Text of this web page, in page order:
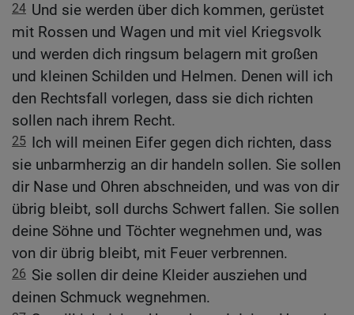
24 Und sie werden über dich kommen, gerüstet
mit Rossen und Wagen und mit viel Kriegsvolk
und werden dich ringsum belagern mit großen
und kleinen Schilden und Helmen. Denen will ich
den Rechtsfall vorlegen, dass sie dich richten
sollen nach ihrem Recht.
25 Ich will meinen Eifer gegen dich richten, dass
sie unbarmherzig an dir handeln sollen. Sie sollen
dir Nase und Ohren abschneiden, und was von dir
übrig bleibt, soll durchs Schwert fallen. Sie sollen
deine Söhne und Töchter wegnehmen und, was
von dir übrig bleibt, mit Feuer verbrennen.
26 Sie sollen dir deine Kleider ausziehen und
deinen Schmuck wegnehmen.